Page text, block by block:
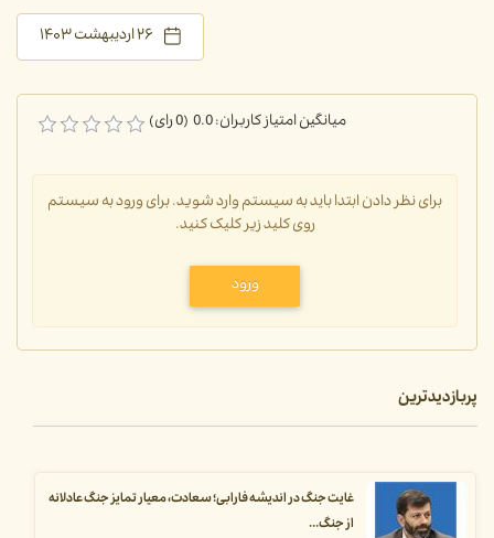
۲۶ اردیبهشت ۱۴۰۳
میانگین امتیاز کاربران: 0.0 (0 رای)
برای نظر دادن ابتدا باید به سیستم وارد شوید. برای ورود به سیستم
روی کلید زیر کلیک کنید.
ورود
پربازدیدترین
غایت جنگ در اندیشه فارابی؛ سعادت، معیار تمایز جنگ عادلانه
از جنگ...